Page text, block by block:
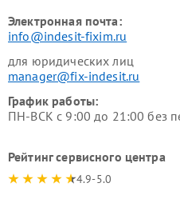
Электронная почта:
info@indesit-fixim.ru
для юридических лиц
manager@fix-indesit.ru
График работы:
ПН-ВСК с 9:00 до 21:00 без
Рейтинг сервисного центра
4.9-5.0